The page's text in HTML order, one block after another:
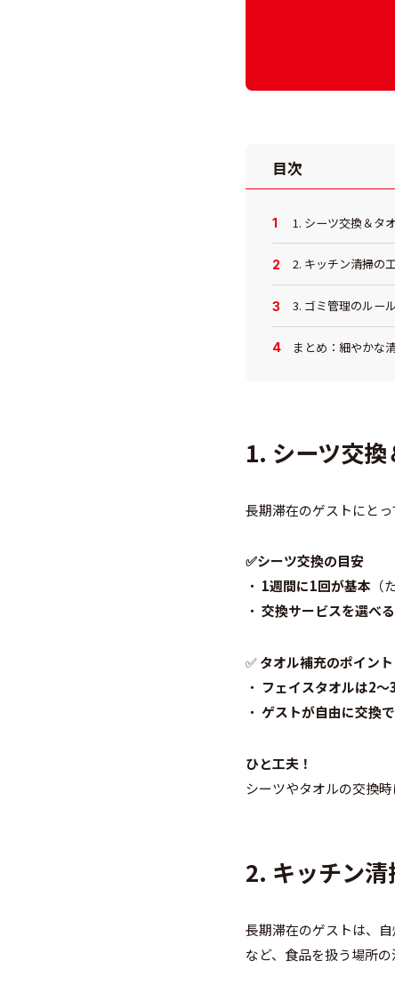
目次
1. シーツ交換＆タ
2. キッチン清掃の
3. ゴミ管理のルー
まとめ：細やかな
1. シーツ交
長期滞在のゲストにと
✅シーツ交換の目安
・ 1週間に1回が基本
・交換サービスを選べ
✅タオル補充のポイント
・ フェイスタオルは2
・ゲストが自由に交換
ひと工夫！
シーツやタオルの交換
2. キッチン
長期滞在のゲストは、
など、食品を扱う場所の